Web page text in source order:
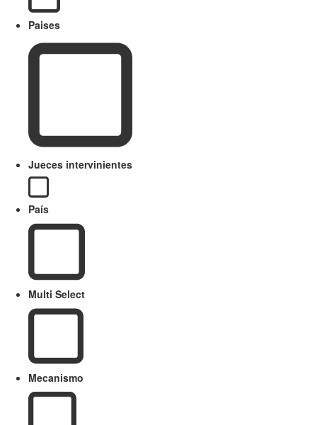
Paises
Jueces intervinientes
País
Multi Select
Mecanismo